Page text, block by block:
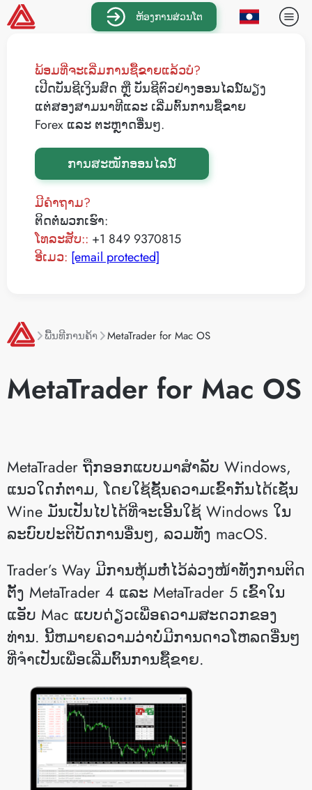
ຫ້ອງການສ່ວນໂຕ
ພ້ອມທີ່ຈະເລີ່ມການຊື້ຂາຍແລ້ວບໍ?
ເປີດບັນຊີເງິນສົດ ຫຼື ບັນຊີຕົວຢ່າງອອນໄລນ໌ພຽງ
ແຕ່ສອງສາມນາທີແລະ ເລີ່ມຕົ້ນການຊື້ຂາຍ
Forex ແລະ ຕະຫຼາດອື່ນໆ.
ການສະໝັກອອນໄລນ໌
ມີຄໍາຖາມ?
ຕິດຕໍ່ພວກເຮົາ:
ໂທລະສັບ:: +1 849 9370815
ອີເມວ: [email protected]
ພື້ນທີການຄ້າ MetaTrader for Mac OS
MetaTrader for Mac OS
MetaTrader ຖືກອອກແບບມາສໍາລັບ Windows,
ແນວໃດກໍ່ຕາມ, ໂດຍໃຊ້ຊັ້ນຄວາມເຂົ້າກັນໄດ້ເຊັ່ນ
Wine ມັນເປັນໄປໄດ້ທີ່ຈະເອີ້ນໃຊ້ Windows ໃນ
ລະບົບປະຕິບັດການອື່ນໆ, ລວມທັງ macOS.
Trader’s Way ມີການຫຸ້ມຫໍ່ໄວ້ລ່ວງໜ້າທັງການຕິດ
ຕັ້ງ MetaTrader 4 ແລະ MetaTrader 5 ເຂົ້າໃນ
ແອັບ Mac ແບບດ່ຽວເພື່ອຄວາມສະດວກຂອງ
ທ່ານ. ນີ້ຫມາຍຄວາມວ່າບໍ່ມີການດາວໂຫລດອື່ນໆ
ທີ່ຈໍາເປັນເພື່ອເລີ່ມຕົ້ນການຊື້ຂາຍ.